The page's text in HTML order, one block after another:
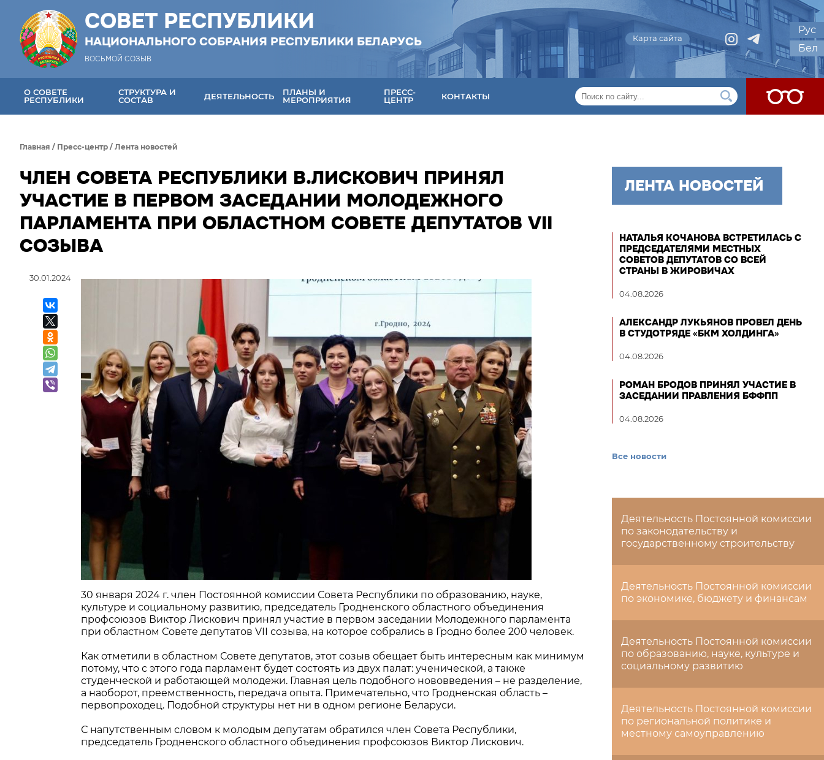
СОВЕТ РЕСПУБЛИКИ
НАЦИОНАЛЬНОГО СОБРАНИЯ РЕСПУБЛИКИ БЕЛАРУСЬ
ВОСЬМОЙ СОЗЫВ
Карта сайта
Рус
Бел
О СОВЕТЕ
РЕСПУБЛИКИ
СТРУКТУРА И
СОСТАВ
ДЕЯТЕЛЬНОСТЬ
ПЛАНЫ И
МЕРОПРИЯТИЯ
ПРЕСС-
ЦЕНТР
КОНТАКТЫ
Главная / Пресс-центр / Лента новостей
ЧЛЕН СОВЕТА РЕСПУБЛИКИ В.ЛИСКОВИЧ ПРИНЯЛ
УЧАСТИЕ В ПЕРВОМ ЗАСЕДАНИИ МОЛОДЕЖНОГО
ПАРЛАМЕНТА ПРИ ОБЛАСТНОМ СОВЕТЕ ДЕПУТАТОВ VII
СОЗЫВА
30.01.2024
30 января 2024 г. член Постоянной комиссии Совета Республики по образованию, науке,
культуре и социальному развитию, председатель Гродненского областного объединения
профсоюзов Виктор Лискович принял участие в первом заседании Молодежного парламента
при областном Совете депутатов VII созыва, на которое собрались в Гродно более 200 человек.
Как отметили в областном Совете депутатов, этот созыв обещает быть интересным как минимум
потому, что с этого года парламент будет состоять из двух палат: ученической, а также
студенческой и работающей молодежи. Главная цель подобного нововведения – не разделение,
а наоборот, преемственность, передача опыта. Примечательно, что Гродненская область –
первопроходец. Подобной структуры нет ни в одном регионе Беларуси.
С напутственным словом к молодым депутатам обратился член Совета Республики,
председатель Гродненского областного объединения профсоюзов Виктор Лискович.
ЛЕНТА НОВОСТЕЙ
НАТАЛЬЯ КОЧАНОВА ВСТРЕТИЛАСЬ С
ПРЕДСЕДАТЕЛЯМИ МЕСТНЫХ
СОВЕТОВ ДЕПУТАТОВ СО ВСЕЙ
СТРАНЫ В ЖИРОВИЧАХ
04.08.2026
АЛЕКСАНДР ЛУКЬЯНОВ ПРОВЕЛ ДЕНЬ
В СТУДОТРЯДЕ «БКМ ХОЛДИНГА»
04.08.2026
РОМАН БРОДОВ ПРИНЯЛ УЧАСТИЕ В
ЗАСЕДАНИИ ПРАВЛЕНИЯ БФФПП
04.08.2026
Все новости
Деятельность Постоянной комиссии
по законодательству и
государственному строительству
Деятельность Постоянной комиссии
по экономике, бюджету и финансам
Деятельность Постоянной комиссии
по образованию, науке, культуре и
социальному развитию
Деятельность Постоянной комиссии
по региональной политике и
местному самоуправлению